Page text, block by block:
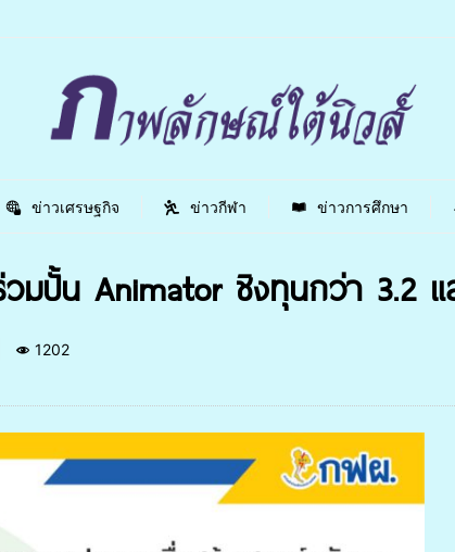
ข่าวเศรษฐกิจ ข่าวกีฬา ข่าวการศึกษา
ปั้น Animator ชิงทุนกว่า 3.2 แ
1202